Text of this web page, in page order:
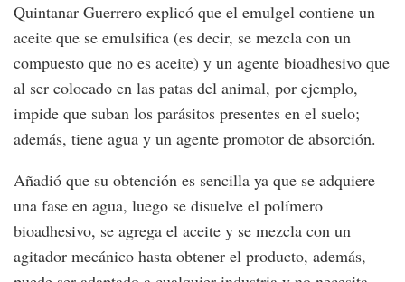
Quintanar Guerrero explicó que el emulgel contiene un
aceite que se emulsifica (es decir, se mezcla con un
compuesto que no es aceite) y un agente bioadhesivo que
al ser colocado en las patas del animal, por ejemplo,
impide que suban los parásitos presentes en el suelo;
además, tiene agua y un agente promotor de absorción.
Añadió que su obtención es sencilla ya que se adquiere
una fase en agua, luego se disuelve el polímero
bioadhesivo, se agrega el aceite y se mezcla con un
agitador mecánico hasta obtener el producto, además,